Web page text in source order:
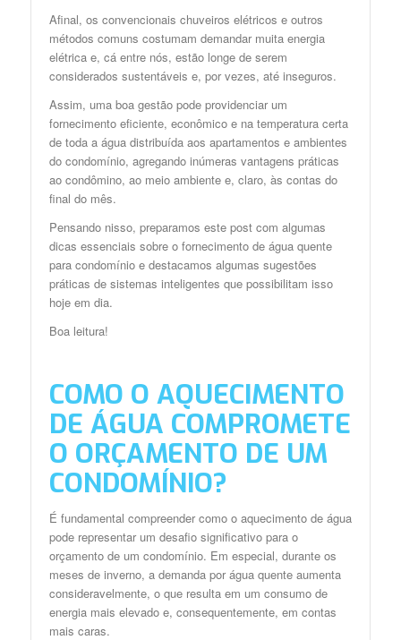
Afinal, os convencionais chuveiros elétricos e outros
métodos comuns costumam demandar muita energia
elétrica e, cá entre nós, estão longe de serem
considerados sustentáveis e, por vezes, até inseguros.
Assim, uma boa gestão pode providenciar um
fornecimento eficiente, econômico e na temperatura certa
de toda a água distribuída aos apartamentos e ambientes
do condomínio, agregando inúmeras vantagens práticas
ao condômino, ao meio ambiente e, claro, às contas do
final do mês.
Pensando nisso, preparamos este post com algumas
dicas essenciais sobre o fornecimento de água quente
para condomínio e destacamos algumas sugestões
práticas de sistemas inteligentes que possibilitam isso
hoje em dia.
Boa leitura!
COMO O AQUECIMENTO
DE ÁGUA COMPROMETE
O ORÇAMENTO DE UM
CONDOMÍNIO?
É fundamental compreender como o aquecimento de água
pode representar um desafio significativo para o
orçamento de um condomínio. Em especial, durante os
meses de inverno, a demanda por água quente aumenta
consideravelmente, o que resulta em um consumo de
energia mais elevado e, consequentemente, em contas
mais caras.